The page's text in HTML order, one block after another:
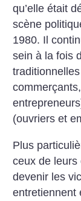
qu’elle était
scène
1980. Il
sein à la fois
(ouvriers et
Plus
ceux de leurs
devenir les
entretiennent